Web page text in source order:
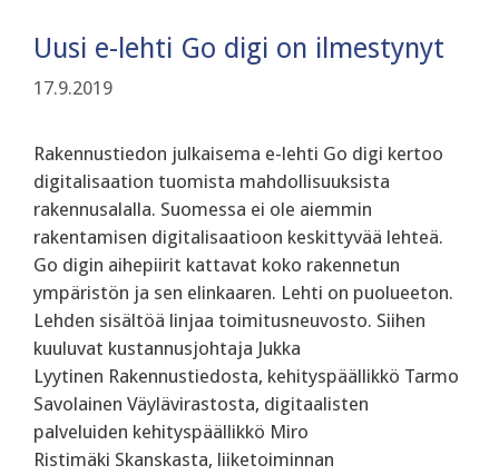
Uusi e-lehti Go digi on ilmestynyt
17.9.2019
Rakennustiedon julkaisema e-lehti Go digi kertoo
digitalisaation tuomista mahdollisuuksista
rakennusalalla. Suomessa ei ole aiemmin
rakentamisen digitalisaatioon keskittyvää lehteä.
Go digin aihepiirit kattavat koko rakennetun
ympäristön ja sen elinkaaren. Lehti on puolueeton.
Lehden sisältöä linjaa toimitusneuvosto. Siihen
kuuluvat kustannusjohtaja Jukka
Lyytinen Rakennustiedosta, kehityspäällikkö Tarmo
Savolainen Väylävirastosta, digitaalisten
palveluiden kehityspäällikkö Miro
Ristimäki Skanskasta, liiketoiminnan